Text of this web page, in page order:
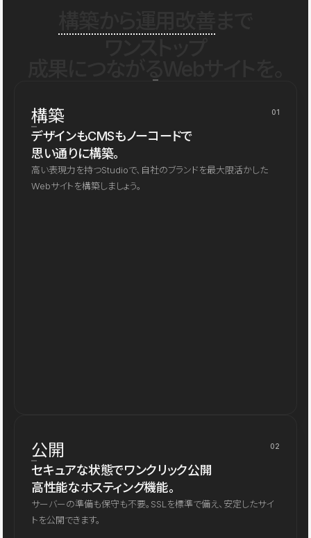
構築 01
デザインもCMSもノーコードで
思い通りに構築。
高い表現力を持つStudioで、自社のブランドを最大限活かした
Webサイトを構築しましょう。
公開 02
セキュアな状態でワンクリック公開
高性能なホスティング機能。
サーバーの準備も保守も不要。SSLを標準で備え、安定したサイ
トを公開できます。